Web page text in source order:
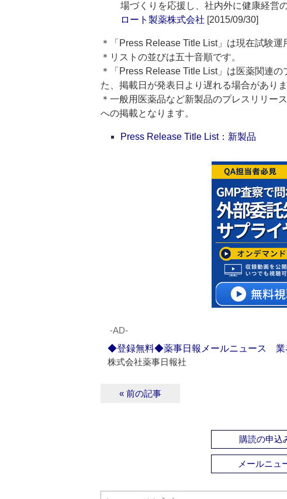
場づくりを応援し、社内外に健康経営
ロート製薬株式会社 [2015/09/30]
＊「Press Release Title List」は現在試験運
＊リストの並びは五十音順です。
＊「Press Release Title List」は医薬関連
た、掲載日が発表日より遅れる場合があり
＊一般用医薬品など新製品のプレスリリー
への掲載となります。
Press Release Title List：新製品
‐AD‐
◆登録無料◆薬事日報メールニュース 業
株式会社薬事日報社
« 前の記事
購読の申込
メールニュ